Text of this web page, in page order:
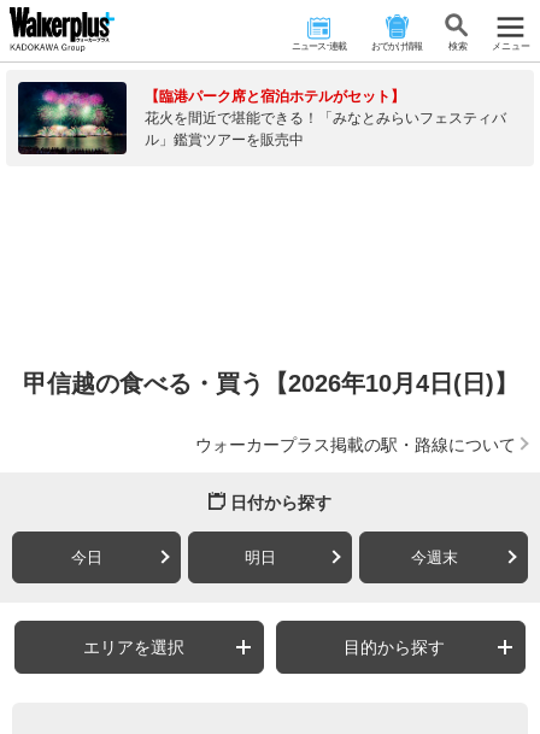
ニュース･連載 おでかけ情報 検 索 メニュー
【臨港パーク席と宿泊ホテルがセット】
花火を間近で堪能できる！「みなとみらいフェスティバ
ル」鑑賞ツアーを販売中
甲信越の食べる・買う【2026年10月4日(日)】
ウォーカープラス掲載の駅・路線について
日付から探す
今日 明日 今週末
エリアを選択 目的から探す